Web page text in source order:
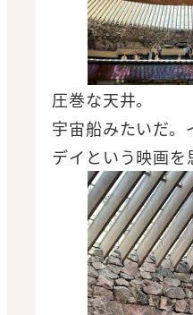
圧巻な天井。
宇宙船みたいだ。
デイという映画を